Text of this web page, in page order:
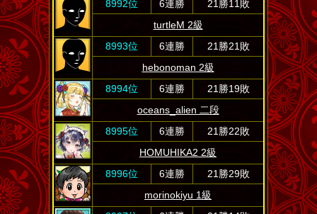
8992位
6連勝
21勝11敗
turtleM 2級
8993位
6連勝
21勝21敗
hebonoman 2級
8994位
6連勝
21勝19敗
oceans_alien 二段
8995位
6連勝
21勝22敗
HOMUHIKA2 2級
8996位
6連勝
21勝29敗
morinokiyu 1級